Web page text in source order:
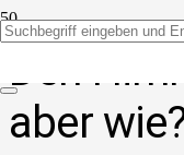
Den
aber